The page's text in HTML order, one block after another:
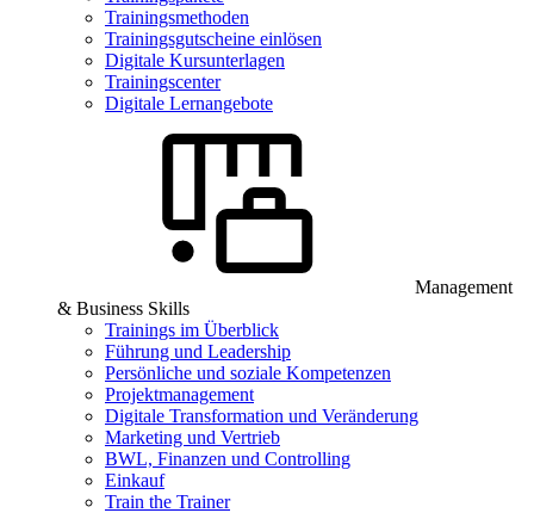
Trainingsmethoden
Trainingsgutscheine einlösen
Digitale Kursunterlagen
Trainingscenter
Digitale Lernangebote
Management
& Business Skills
Trainings im Überblick
Führung und Leadership
Persönliche und soziale Kompetenzen
Projektmanagement
Digitale Transformation und Veränderung
Marketing und Vertrieb
BWL, Finanzen und Controlling
Einkauf
Train the Trainer